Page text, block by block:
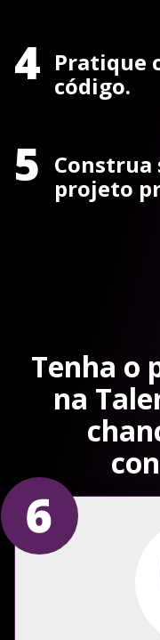
4 Pratique
código.
5
projeto
Tenha o
na